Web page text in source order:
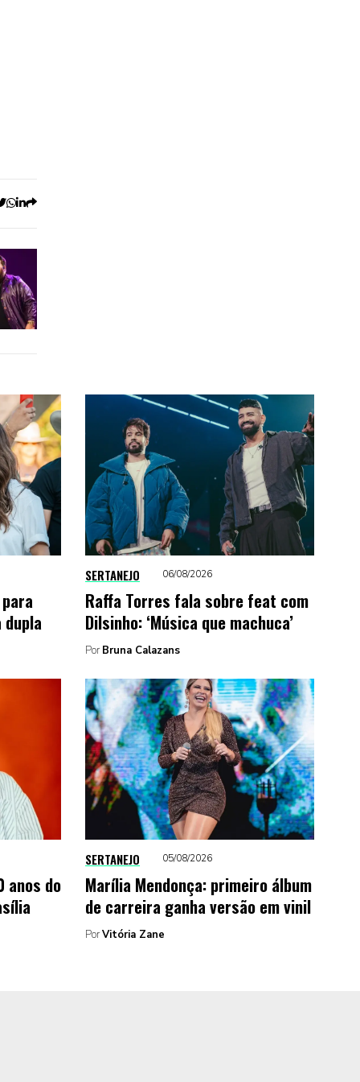
SERTANEJO 06/08/2026
Raffa Torres fala sobre feat com
Dilsinho: ‘Música que machuca’
Por Bruna Calazans
anos do
SERTANEJO 05/08/2026
Marília Mendonça: primeiro álbum
de carreira ganha versão em vinil
PorVitória Zane